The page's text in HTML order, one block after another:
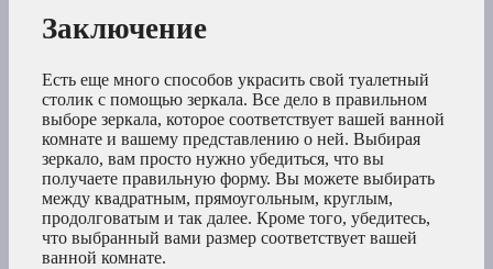
Заключение
Есть еще много способов украсить свой туалетный
столик с помощью зеркала. Все дело в правильном
выборе зеркала, которое соответствует вашей ванной
комнате и вашему представлению о ней. Выбирая
зеркало, вам просто нужно убедиться, что вы
получаете правильную форму. Вы можете выбирать
между квадратным, прямоугольным, круглым,
продолговатым и так далее. Кроме того, убедитесь,
что выбранный вами размер соответствует вашей
ванной комнате.